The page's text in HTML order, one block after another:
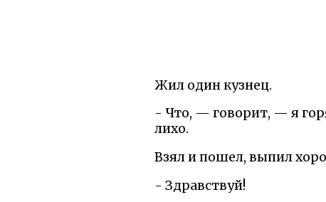
Жил один кузнец.
- Что, — говорит, — я
лихо.
Взял и пошел, выпил
- Здравствуй!